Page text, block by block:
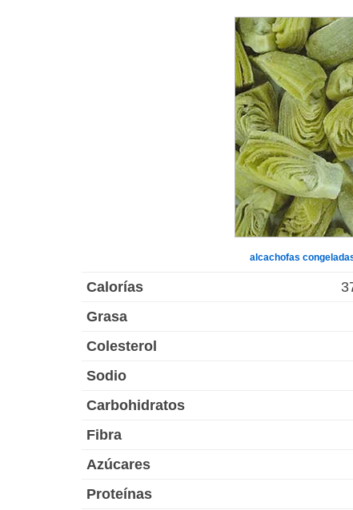
alcachofas
Calorías
Grasa
Colesterol
Sodio
Carbohidratos
Fibra
Azúcares
Proteínas